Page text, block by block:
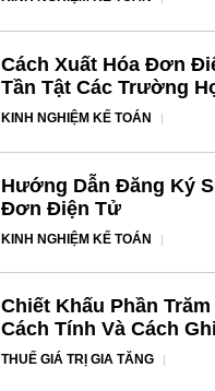
Cách Xuất Hóa Đơn
Tần Tật Các Trường
KINH NGHIỆM KẾ TOÁN
Hướng Dẫn Đăng Ký
Đơn Điện Tử
KINH NGHIỆM KẾ TOÁN
Chiết Khấu Phần Trăm
Cách Tính Và Cách
THUẾ GIÁ TRỊ GIA TĂNG